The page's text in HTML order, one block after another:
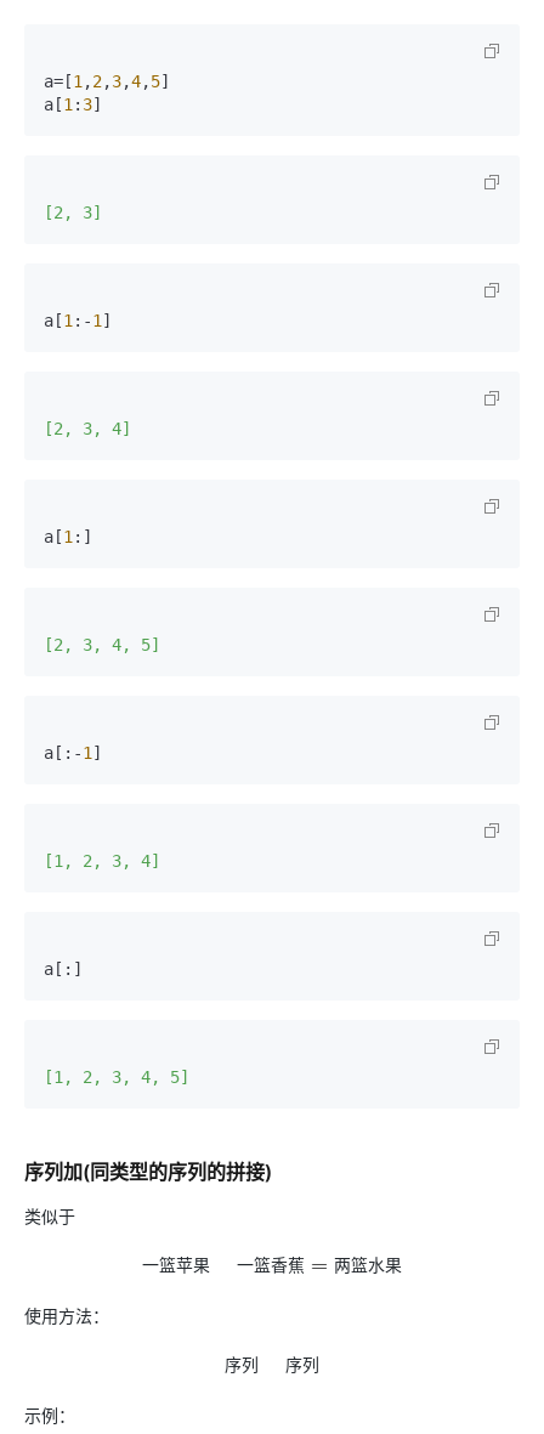
a=[1 ,2,3,4,5]
a[1 : 3]
[2, 3]
a[1 :-1 ]
[2, 3, 4]
a[1 :]
[2, 3, 4, 5]
a[:-1 ]
[1, 2, 3, 4]
a[:]
[1, 2, 3, 4, 5]
序列加(同类型的序列的拼接)
类似于
一篮苹果 一篮香蕉 两篮水果
一篮苹 +一篮香蕉 =两 篮水果
使用方法：
序列 序列
序列 序列
示例：